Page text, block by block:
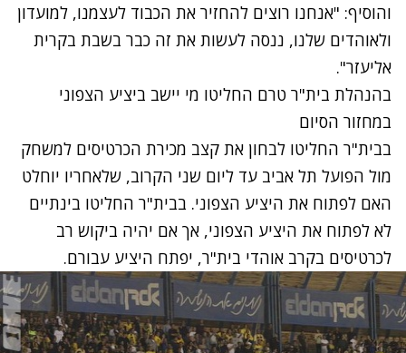
והוסיף: "אנחנו רוצים להחזיר את הכבוד לעצמנו, למועדון
ולאוהדים שלנו, ננסה לעשות את זה כבר בשבת בקרית
אליעזר".
בהנהלת בית"ר טרם החליטו מי יישב ביציע הצפוני
במחזור הסיום
בבית"ר החליטו לבחון את קצב מכירת הכרטיסים למשחק
מול הפועל תל אביב עד ליום שני הקרוב, שלאחריו יוחלט
האם לפתוח את היציע הצפוני. בבית"ר החליטו בינתיים
לא לפתוח את היציע הצפוני, אך אם יהיה ביקוש רב
לכרטיסים בקרב אוהדי בית"ר, יפתח היציע עבורם.